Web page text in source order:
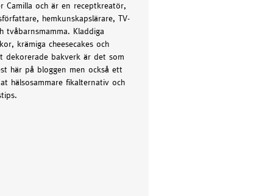
Camilla och är en receptkreatör,
hemkunskapslärare, TV-
tvåbarnsmamma. Kladdiga
krämiga cheesecakes och
dekorerade bakverk är det som
här på bloggen men också ett
hälsosammare fikalternativ och